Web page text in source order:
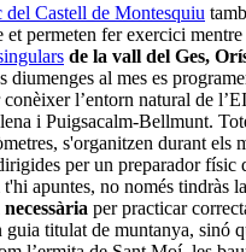
del Castell de Montesquiu
et permeten fer exercici mentre
de la vall del Ges,
diumenges al mes es
conèixer l’entorn natural de
i Puigsacalm-Bellmunt.
s'organitzen durant els
per un preparador físic
apuntes, no només tindràs
per practicar
titulat de muntanya, sinó